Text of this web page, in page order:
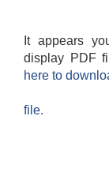
It appears
display PDF
here to
file.